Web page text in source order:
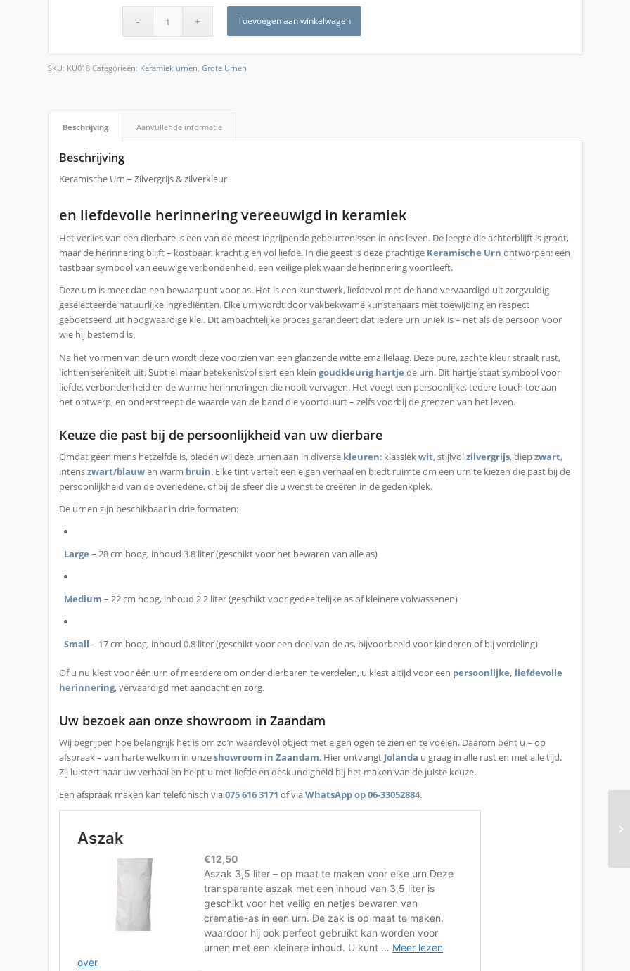
Toevoegen aan winkelwagen
SKU: KU018 Categorieën: Keramiek urnen,Grote Urnen
Beschrijving Aanvullende informatie
Beschrijving
Keramische Urn – Zilvergrijs & zilverkleur
en liefdevolle herinnering vereeuwigd in keramiek
Het verlies van een dierbare is een van de meest ingrijpende gebeurtenissen in ons leven. De leegte die achterblijft is groot,
maar de herinnering blijft – kostbaar, krachtig en vol liefde. In die geest is deze prachtige Keramische Urn ontworpen: een
tastbaar symbool van eeuwige verbondenheid, een veilige plek waar de herinnering voortleeft.
Deze urn is meer dan een bewaarpunt voor as. Het is een kunstwerk, liefdevol met de hand vervaardigd uit zorgvuldig
geselecteerde natuurlijke ingrediënten. Elke urn wordt door vakbekwame kunstenaars met toewijding en respect
geboetseerd uit hoogwaardige klei. Dit ambachtelijke proces garandeert dat iedere urn uniek is – net als de persoon voor
wie hij bestemd is.
Na het vormen van de urn wordt deze voorzien van een glanzende witte emaillelaag. Deze pure, zachte kleur straalt rust,
licht en sereniteit uit. Subtiel maar betekenisvol siert een kleingoudkleurig hartje de urn. Dit hartje staat symbool voor
liefde, verbondenheid en de warme herinneringen die nooit vervagen. Het voegt een persoonlijke, tedere touch toe aan
het ontwerp, en onderstreept de waarde van de band die voortduurt – zelfs voorbij de grenzen van het leven.
Keuze die past bij de persoonlijkheid van uw dierbare
Omdat geen mens hetzelfde is, bieden wij deze urnen aan in diverse kleuren: klassiekwit, stijlvolzilvergrijs, diepzwart,
intenszwart/blauwen warm bruin. Elke tint vertelt een eigen verhaal en biedt ruimte om een urn te kiezen die past bij de
persoonlijkheid van de overledene, of bij de sfeer die u wenst te creëren in de gedenkplek.
De urnen zijn beschikbaar in drie formaten:
Large – 28 cm hoog, inhoud 3.8 liter (geschikt voor het bewaren van alle as)
Medium – 22 cm hoog, inhoud 2.2 liter (geschikt voor gedeeltelijke as of kleinere volwassenen)
Small – 17 cm hoog, inhoud 0.8 liter (geschikt voor een deel van de as, bijvoorbeeld voor kinderen of bij verdeling)
Of u nu kiest voor één urn of meerdere om onder dierbaren te verdelen, u kiest altijd voor een persoonlijke, liefdevolle
herinnering, vervaardigd met aandacht en zorg.
Uw bezoek aan onze showroom in Zaandam
Wij begrijpen hoe belangrijk het is om zo’n waardevol object met eigen ogen te zien en te voelen. Daarom bent u – op
afspraak – van harte welkom in onzeshowroom in Zaandam. Hier ontvangt Jolanda u graag in alle rust en met alle tijd.
Zij luistert naar uw verhaal en helpt u met liefde en deskundigheid bij het maken van de juiste keuze.
Een afspraak maken kan telefonisch via075 616 3171 of viaWhatsApp op 06-33052884.